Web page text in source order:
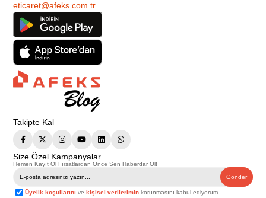
eticaret@afeks.com.tr
Takipte Kal
Size Özel Kampanyalar
Hemen Kayıt Ol Fırsatlardan Önce Sen Haberdar Ol!
Gönder
Üyelik koşullarını vekişisel verilerimin korunmasını kabul ediyorum.